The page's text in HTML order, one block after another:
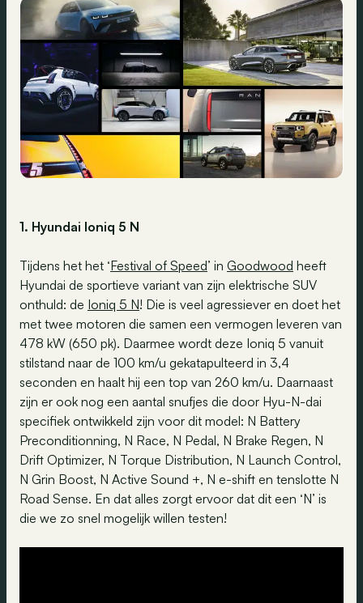
1. Hyundai Ioniq 5 N
Tijdens het het ‘Festival of Speed’ in Goodwood heeft
Hyundai de sportieve variant van zijn elektrische SUV
onthuld: de Ioniq 5 N! Die is veel agressiever en doet het
met twee motoren die samen een vermogen leveren van
478 kW (650 pk). Daarmee wordt deze Ioniq 5 vanuit
stilstand naar de 100 km/u gekatapulteerd in 3,4
seconden en haalt hij een top van 260 km/u. Daarnaast
zijn er ook nog een aantal snufjes die door Hyu-N-dai
specifiek ontwikkeld zijn voor dit model: N Battery
Preconditionning, N Race, N Pedal, N Brake Regen, N
Drift Optimizer, N Torque Distribution, N Launch Control,
N Grin Boost, N Active Sound +, N e-shift en tenslotte N
Road Sense. En dat alles zorgt ervoor dat dit een ‘N’ is
die we zo snel mogelijk willen testen!